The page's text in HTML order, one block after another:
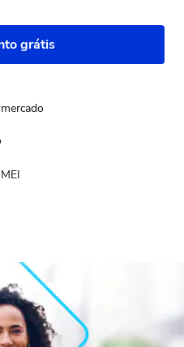
grátis